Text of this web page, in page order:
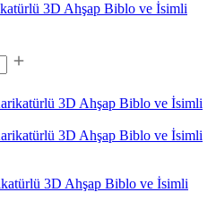
3D Ahşap Biblo ve İsimli
3D Ahşap Biblo ve İsimli